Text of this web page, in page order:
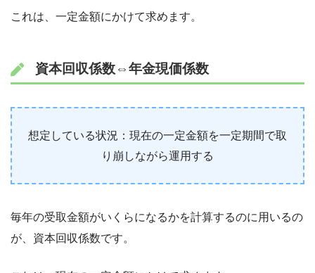
これは、一定金額にかけて求めます。
資本回収係数⇔年金現価係数
想定している状況：現在の一定金額を一定期間で取
り崩しながら運用する
毎年の受取金額がいくらになるかを計算するのに用いるの
が、資本回収係数です。